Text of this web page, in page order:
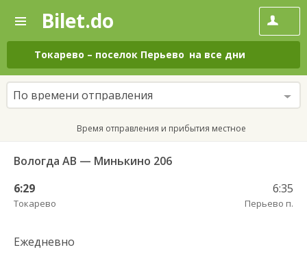
—
Поиск
и
покупка
билетов
на
автобус
онлайн
Bilet.do
Токарево – поселок Перьево на все дни
По времени отправления
Время отправления и прибытия местное
Вологда АВ — Минькино 206
6:29
Токарево
6:35
Перьево п.
Ежедневно